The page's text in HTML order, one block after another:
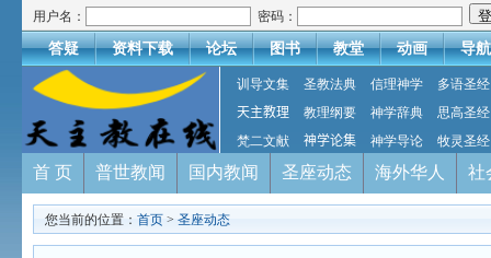
用户名： 密码：
答疑 资料下载 论坛 图书 教堂 动画 导航
训导文集 圣教法典 信理神学
多语圣经
天主教理
教理纲要 神学辞典
思高圣经
梵二文献
神学论集 神学导论 牧灵圣经
首 页 普世教闻 国内教闻 圣座动态 海外华人 社
您当前的位置： 首页 > 圣座动态